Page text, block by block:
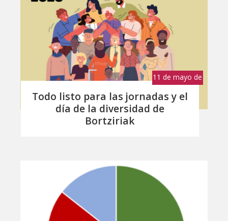
11 de mayo de
Todo listo para las jornadas y el
día de la diversidad de
Bortziriak